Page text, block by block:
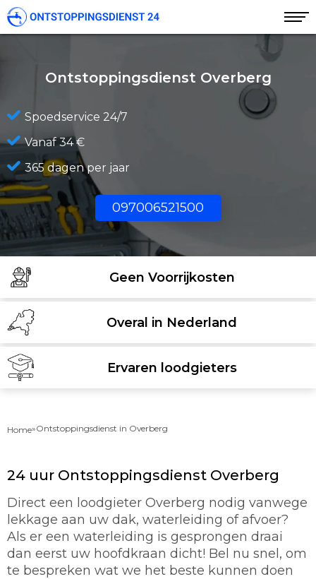
Ontstoppingsdienst Overberg
Spoedservice 24/7
Vanaf 34 €
365 dagen per jaar
097006521500
Geen Voorrijkosten
Overal in Nederland
Ervaren loodgieters
Home»Ontstoppingsdienst in Overberg
24 uur Ontstoppingsdienst Overberg
Direct een loodgieter Overberg nodig vanwege
lekkage aan uw dak, waterleiding of afvoer?
Als er een waterleiding is gesprongen draai
dan eerst uw hoofdkraan dicht! Bel nu snel, om
te bespreken wat we het beste kunnen doen